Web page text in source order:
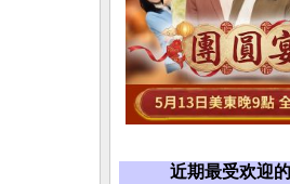
近期最受欢迎